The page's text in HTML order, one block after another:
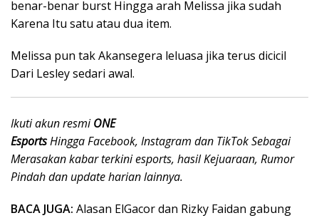
benar-benar burst Hingga arah Melissa jika sudah
Karena Itu satu atau dua item.
Melissa pun tak Akansegera leluasa jika terus dicicil
Dari Lesley sedari awal.
Ikuti akun resmiONE
EsportsHingga Facebook, Instagram dan TikTok Sebagai
Merasakan kabar terkini esports, hasil Kejuaraan, Rumor
Pindah dan update harian lainnya.
BACA JUGA: Alasan ElGacor dan Rizky Faidan gabung